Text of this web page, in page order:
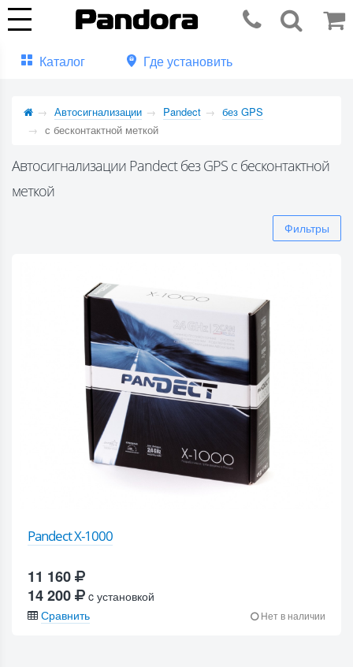
Каталог Где установить
Автосигнализации Pandect
без GPS
с бесконтактной меткой
Автосигнализации Pandect без GPS с бесконтактной
меткой
Фильтры
Pandect X-1000
11 160
14 200
c установкой
Сравнить
Нет в наличии